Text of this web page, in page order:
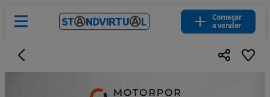
Começar
a vender